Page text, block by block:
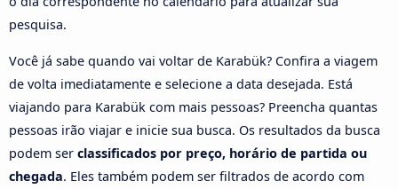
pesquisa.
Você já sabe quando vai voltar de Karabük? Confira a viagem
de volta imediatamente e selecione a data desejada. Está
viajando para Karabük com mais pessoas? Preencha quantas
pessoas irão viajar e inicie sua busca. Os resultados da busca
podem ser classificados por preço, horário de partida ou
chegada. Eles também podem ser filtrados de acordo com